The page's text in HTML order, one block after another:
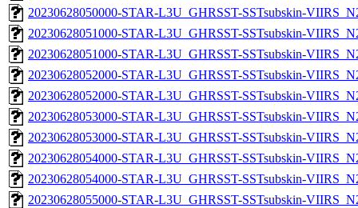
20230628050000-STAR-L3U_GHRSST-SSTsubskin-
20230628051000-STAR-L3U_GHRSST-SSTsubskin-
20230628051000-STAR-L3U_GHRSST-SSTsubskin-
20230628052000-STAR-L3U_GHRSST-SSTsubskin-
20230628052000-STAR-L3U_GHRSST-SSTsubskin-
20230628053000-STAR-L3U_GHRSST-SSTsubskin-
20230628053000-STAR-L3U_GHRSST-SSTsubskin-
20230628054000-STAR-L3U_GHRSST-SSTsubskin-
20230628054000-STAR-L3U_GHRSST-SSTsubskin-
20230628055000-STAR-L3U_GHRSST-SSTsubskin-